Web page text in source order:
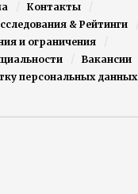
Контакты
& Рейтинги
и ограничения
Вакансии
персональных данных